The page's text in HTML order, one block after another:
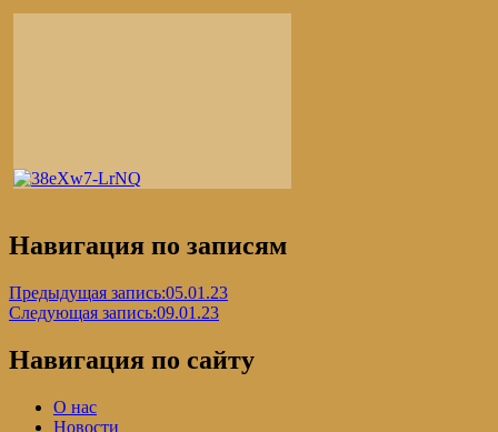
Навигация по записям
Предыдущая запись:05.01.23
Следующая запись:09.01.23
Навигация по сайту
О нас
Новости